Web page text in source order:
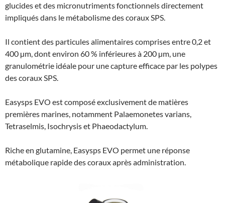
glucides et des micronutriments fonctionnels directement
impliqués dans le métabolisme des coraux SPS.
Il contient des particules alimentaires comprises entre 0,2 et
400 µm, dont environ 60 % inférieures à 200 µm, une
granulométrie idéale pour une capture efficace par les polypes
des coraux SPS.
Easysps EVO est composé exclusivement de matières
premières marines, notamment Palaemonetes varians,
Tetraselmis, Isochrysis et Phaeodactylum.
Riche en glutamine, Easysps EVO permet une réponse
métabolique rapide des coraux après administration.